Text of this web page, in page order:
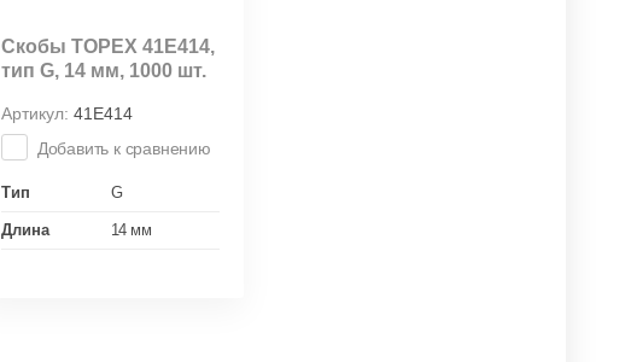
Скобы TOPEX 41E414,
тип G, 14 мм, 1000 шт.
Артикул: 41E414
Добавить к сравнению
Тип G
Длина 14 мм